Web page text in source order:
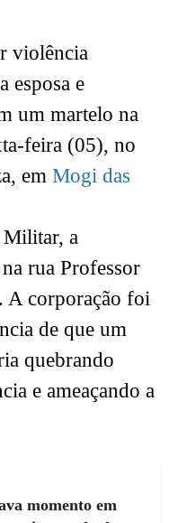
violência
esposa e
um martelo na
feira (05), no
em Mogi das
Militar, a
rua Professor
A corporação foi
de que um
quebrando
e ameaçando a
momento em